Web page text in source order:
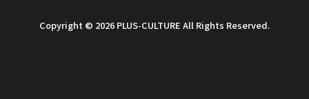
Copyright © 2026 PLUS-CULTURE All Rights Reserved.